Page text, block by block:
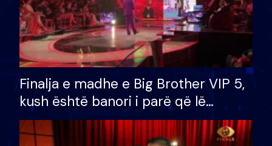
Finalja e madhe e Big Brother VIP 5,
kush është banori i parë që lë
shtëpinë dhe humb mundësinë për
të fituar çmimin e madh